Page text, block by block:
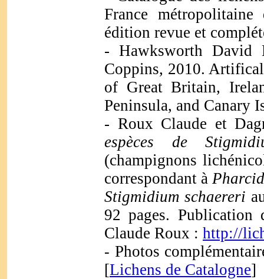
France
édition revue et
- Hawksworth
Coppins, 2010.
of Great Britain,
Peninsula, and Canary
- Roux Claude et
espèces de
(champignons
correspondant à
Stigmidium schaereri
92 pages.
Claude Roux : http://
- Photos
[Lichens de Catalogne]